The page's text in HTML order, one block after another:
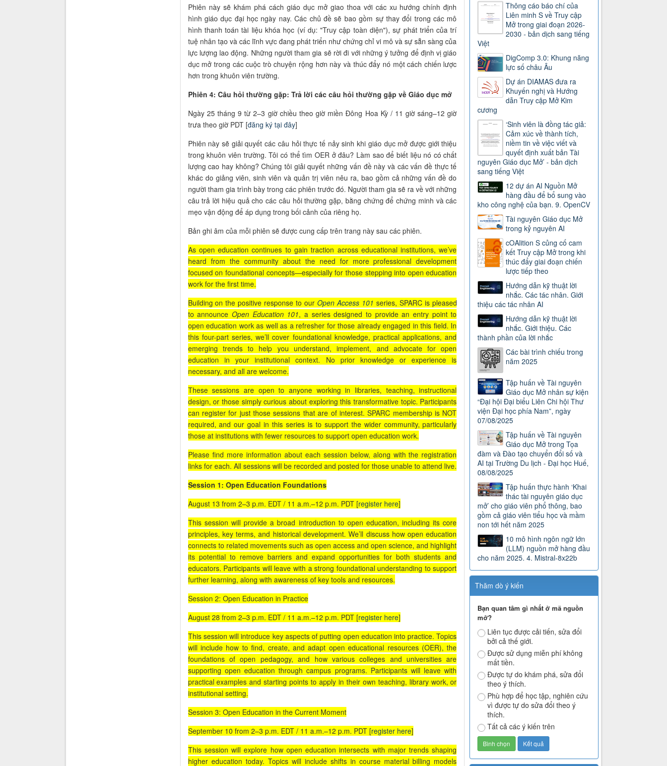
Phiên này sẽ khám phá cách giáo dục mở giao thoa với các xu hướng chính định
hình giáo dục đại học ngày nay. Các chủ đề sẽ bao gồm sự thay đổi trong các mô
hình thanh toán tài liệu khóa học (ví dụ: "Truy cập toàn diện"), sự phát triển của trí
tuệ nhân tạo và các lĩnh vực đang phát triển như chứng chỉ vi mô và sự sẵn sàng của
lực lượng lao động. Những người tham gia sẽ rời đi với những ý tưởng để định vị giáo
dục mở trong các cuộc trò chuyện rộng hơn này và thúc đẩy nó một cách chiến lược
hơn trong khuôn viên trường.
Phiên 4: Câu hỏi thường gặp: Trả lời các câu hỏi thường gặp về Giáo dục mở
Ngày 25 tháng 9 từ 2–3 giờ chiều theo giờ miền Đông Hoa Kỳ / 11 giờ sáng–12 giờ
trưa theo giờ PDT [đăng ký tại đây]
Phiên này sẽ giải quyết các câu hỏi thực tế nảy sinh khi giáo dục mở được giới thiệu
trong khuôn viên trường. Tôi có thể tìm OER ở đâu? Làm sao để biết liệu nó có chất
lượng cao hay không? Chúng tôi giải quyết những vấn đề này và các vấn đề thực tế
khác do giảng viên, sinh viên và quản trị viên nêu ra, bao gồm cả những vấn đề do
người tham gia trình bày trong các phiên trước đó. Người tham gia sẽ ra về với những
câu trả lời hiệu quả cho các câu hỏi thường gặp, bằng chứng để chứng minh và các
mẹo vận động để áp dụng trong bối cảnh của riêng họ.
Bản ghi âm của mỗi phiên sẽ được cung cấp trên trang này sau các phiên.
As open education continues to gain traction across educational institutions, we’ve
heard from the community about the need for more professional development
focused on foundational concepts—especially for those stepping into open education
work for the first time.
Building on the positive response to our Open Access 101 series, SPARC is pleased
to announce Open Education 101, a series designed to provide an entry point to
open education work as well as a refresher for those already engaged in this field. In
this four-part series, we’ll cover foundational knowledge, practical applications, and
emerging trends to help you understand, implement, and advocate for open
education in your institutional context. No prior knowledge or experience is
necessary, and all are welcome.
These sessions are open to anyone working in libraries, teaching, instructional
design, or those simply curious about exploring this transformative topic. Participants
can register for just those sessions that are of interest. SPARC membership is NOT
required, and our goal in this series is to support the wider community, particularly
those at institutions with fewer resources to support open education work.
Please find more information about each session below, along with the registration
links for each. All sessions will be recorded and posted for those unable to attend live.
Session 1: Open Education Foundations
August 13 from 2–3 p.m. EDT / 11 a.m.–12 p.m. PDT [register here]
This session will provide a broad introduction to open education, including its core
principles, key terms, and historical development. We’ll discuss how open education
connects to related movements such as open access and open science, and highlight
its potential to remove barriers and expand opportunities for both students and
educators. Participants will leave with a strong foundational understanding to support
further learning, along with awareness of key tools and resources.
Session 2: Open Education in Practice
August 28 from 2–3 p.m. EDT / 11 a.m.–12 p.m. PDT [register here]
This session will introduce key aspects of putting open education into practice. Topics
will include how to find, create, and adapt open educational resources (OER), the
foundations of open pedagogy, and how various colleges and universities are
supporting open education through campus programs. Participants will leave with
practical examples and starting points to apply in their own teaching, library work, or
institutional setting.
Session 3: Open Education in the Current Moment
September 10 from 2–3 p.m. EDT / 11 a.m.–12 p.m. PDT [register here]
This session will explore how open education intersects with major trends shaping
higher education today. Topics will include shifts in course material billing models
Thông cáo báo chí của
Liên minh S về Truy cập
Mở trong giai đoạn 2026-
2030 - bản dịch sang tiếng
Việt
DigComp 3.0: Khung năng
lực số châu Âu
Dự án DIAMAS đưa ra
Khuyến nghị và Hướng
dẫn Truy cập Mở Kim
cương
‘Sinh viên là đồng tác giả:
Cảm xúc về thành tích,
niềm tin về việc viết và
quyết định xuất bản Tài
nguyên Giáo dục Mở’ - bản dịch
sang tiếng Việt
12 dự án AI Nguồn Mở
hàng đầu để bổ sung vào
kho công nghệ của bạn. 9. OpenCV
Tài nguyên Giáo dục Mở
trong kỷ nguyên AI
cOAlition S củng cố cam
kết Truy cập Mở trong khi
thúc đẩy giai đoạn chiến
lược tiếp theo
Hướng dẫn kỹ thuật lời
nhắc. Các tác nhân. Giới
thiệu các tác nhân AI
Hướng dẫn kỹ thuật lời
nhắc. Giới thiệu. Các
thành phần của lời nhắc
Các bài trình chiếu trong
năm 2025
Tập huấn về Tài nguyên
Giáo dục Mở nhân sự kiện
“Đại hội Đại biểu Liên Chi hội Thư
viện Đại học phía Nam”, ngày
07/08/2025
Tập huấn về Tài nguyên
Giáo dục Mở trong Tọa
đàm và Đào tạo chuyển đổi số và
AI tại Trường Du lịch - Đại học Huế,
08/08/2025
Tập huấn thực hành ‘Khai
thác tài nguyên giáo dục
mở’ cho giáo viên phổ thông, bao
gồm cả giáo viên tiểu học và mầm
non tới hết năm 2025
10 mô hình ngôn ngữ lớn
(LLM) nguồn mở hàng đầu
cho năm 2025. 4. Mistral-8x22b
Thăm dò ý kiến
Bạn quan tâm gì nhất ở mã nguồn
mở?
Liên tục được cải tiến, sửa đổi
bởi cả thế giới.
Được sử dụng miễn phí không
mất tiền.
Được tự do khám phá, sửa đổi
theo ý thích.
Phù hợp để học tập, nghiên cứu
vì được tự do sửa đổi theo ý
thích.
Tất cả các ý kiến trên